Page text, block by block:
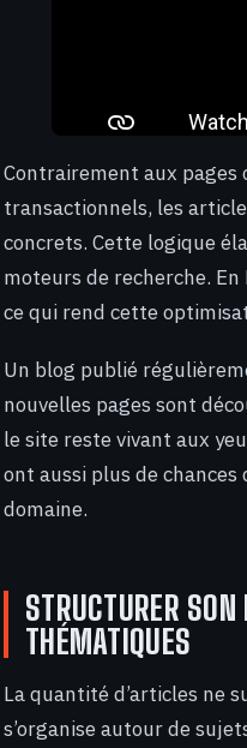
Contrairement aux pages
transactionnels, les
concrets. Cette logique
moteurs de recherche.
ce qui rend cette
Un blog publié
nouvelles pages sont
le site reste vivant aux
ont aussi plus de chances
domaine.
STRUCTURER
THÉMATIQUES
La quantité d’articles ne
s’organise autour de